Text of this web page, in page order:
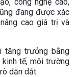
đang được xác
cao giá trị và
tăng trưởng bằng
tế, môi trường
dẫn dắt.